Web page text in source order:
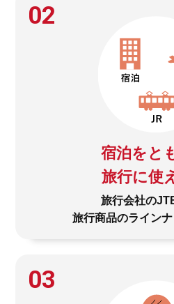
02
宿泊をと
旅行に使
旅行会社の
旅行商品のラインナ
03